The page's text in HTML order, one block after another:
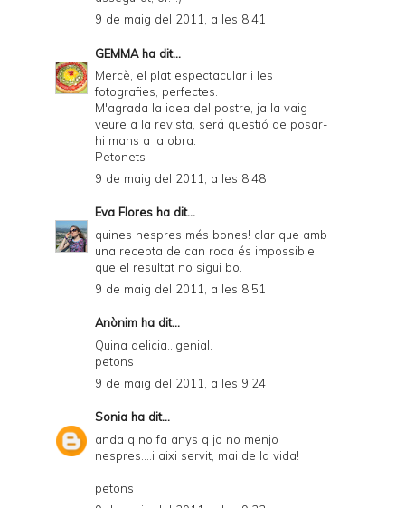
9 de maig del 2011, a les 8:41
GEMMAha dit...
Mercè, el plat espectacular i les
fotografies, perfectes.
M'agrada la idea del postre, ja la vaig
veure a la revista, será questió de posar-
hi mans a la obra.
Petonets
9 de maig del 2011, a les 8:48
Eva Flores ha dit...
quines nespres més bones! clar que amb
una recepta de can roca és impossible
que el resultat no sigui bo.
9 de maig del 2011, a les 8:51
Anònim ha dit...
Quina delicia...genial.
petons
9 de maig del 2011, a les 9:24
Sonia ha dit...
anda q no fa anys q jo no menjo
nespres....i aixi servit, mai de la vida!
petons